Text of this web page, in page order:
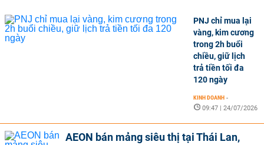
PNJ chỉ mua lại
vàng, kim cương
trong 2h buổi
chiều, giữ lịch
trả tiền tối đa
120 ngày
KINH DOANH -
09:47 | 24/07/2026
AEON bán mảng siêu thị tại Thái Lan,